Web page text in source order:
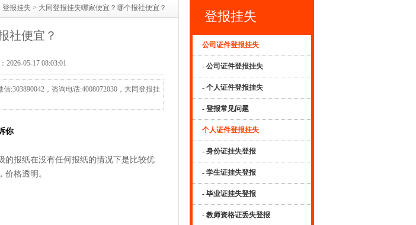
登报挂失 > 大同登报挂失哪家便宜？哪个报社便宜？
社便宜？
2026-05-17 08:03:01
:303890042，咨询电话:4008072030，大同登报挂
你
的报纸在没有任何报纸的情况下是比较优
格透明。
登报挂失
公司证件登报挂失
- 公司证件登报挂失
- 个人证件登报挂失
- 登报常见问题
个人证件登报挂失
- 身份证挂失登报
- 学生证挂失登报
- 毕业证挂失登报
- 教师资格证丢失登报